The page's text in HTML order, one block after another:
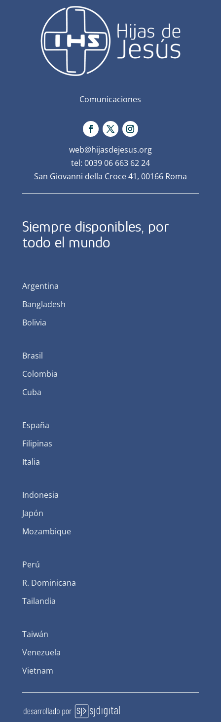
Comunicaciones
web@hijasdejesus.org
tel: 0039 06 663 62 24
San Giovanni della Croce 41, 00166 Roma
Siempre disponibles, por
todo el mundo
Argentina
Bangladesh
Bolivia
Brasil
Colombia
Cuba
España
Filipinas
Italia
Indonesia
Japón
Mozambique
Perú
R. Dominicana
Tailandia
Taiwán
Venezuela
Vietnam